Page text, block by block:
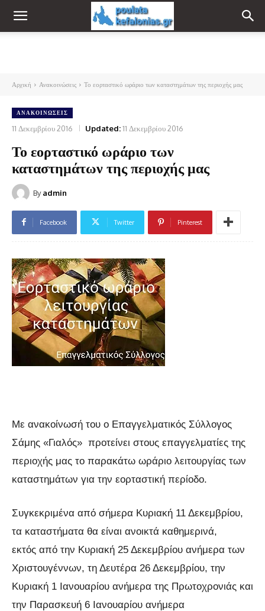
Αρχική Ανακοινώσεις Το εορταστικό ωράριο των καταστημάτων της περιοχής μας
ΑΝΑΚΟΙΝΏΣΕΙΣ
11 Δεκεμβρίου 2016 Updated:11 Δεκεμβρίου 2016
Το εορταστικό ωράριο των
καταστημάτων της περιοχής μας
By admin
Facebook Twitter Pinterest
Με ανακοίνωσή του ο Επαγγελματικός Σύλλογος
Σάμης «Γιαλός» προτείνει στους επαγγελματίες της
περιοχής μας το παρακάτω ωράριο λειτουργίας των
καταστημάτων για την εορταστική περίοδο.
Συγκεκριμένα από σήμερα Κυριακή 11 Δεκεμβρίου,
τα καταστήματα θα είναι ανοικτά καθημερινά,
εκτός από την Κυριακή 25 Δεκεμβρίου ανήμερα των
Χριστουγέννων, τη Δευτέρα 26 Δεκεμβρίου, την
Κυριακή 1 Ιανουαρίου ανήμερα της Πρωτοχρονιάς και
την Παρασκευή 6 Ιανουαρίου ανήμερα